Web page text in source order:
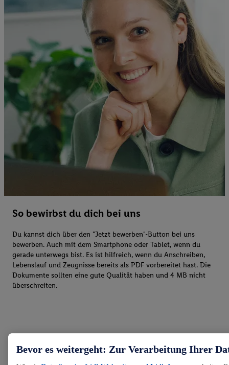
So bewirbst du dich bei uns
Du kannst dich über den "Jetzt bewerben"-Button bei uns
bewerben. Auch mit dem Smartphone oder Tablet, wenn du
gerade unterwegs bist. Es ist hilfreich, wenn du Anschreiben,
Lebenslauf und Zeugnisse bereits als PDF vorbereitet hast. Die
Dokumente sollten eine gute Qualität haben und 4 MB nicht
überschreiten.
Bevor es weitergeht: Zur Verarbeitung Ihrer